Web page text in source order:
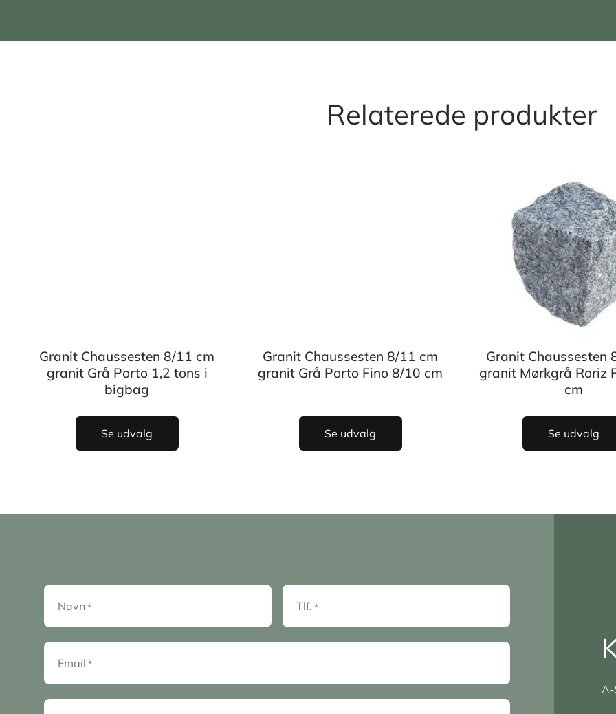
Relaterede produkter
Granit Chaussesten 8/11 cm
granit Grå Porto 1,2 tons i
bigbag
Se udvalg
Granit Chaussesten 8/11 cm
granit Grå Porto Fino 8/10 cm
Se udvalg
Granit Chaussesten
granit Mørkgrå Roriz
cm
Se udvalg
Navn * Tlf. *
Email *
A-